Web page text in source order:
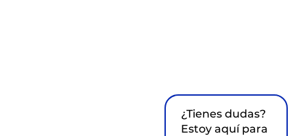
¿Tienes dudas?
Estoy aquí para